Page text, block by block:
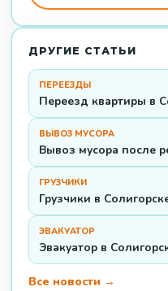
ДРУГИЕ СТАТЬИ
ПЕРЕЕЗДЫ
Переезд квартиры в
ВЫВОЗ МУСОРА
Вывоз мусора после
ГРУЗЧИКИ
Грузчики в
ЭВАКУАТОР
Эвакуатор в
Все новости →